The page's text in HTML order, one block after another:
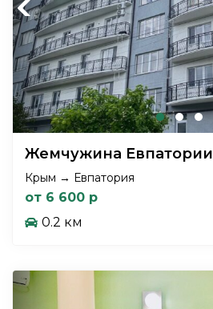
Previous
Жемчужина Евпатории
Крым → Евпатория
от 6 600 р
0.2 км